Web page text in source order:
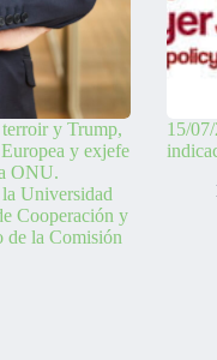
y Trump,
y exjefe
ONU.
Universidad
Cooperación y
la Comisión
15/